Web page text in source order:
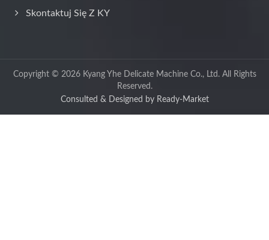
Skontaktuj Się Z KY
Copyright © 2026 Kyang Yhe Delicate Machine Co., Ltd.All Rights
Reserved.
Consulted & Designed by Ready-Market